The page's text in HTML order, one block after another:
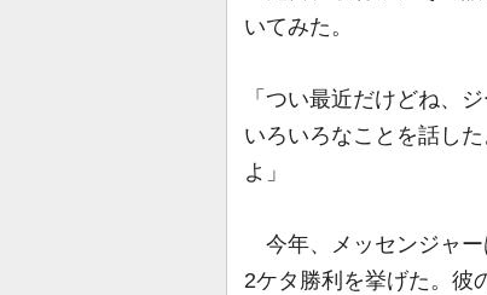
いてみた。
「つい最近だけどね、
いろいろなことを話し
よ」
今年、メッセンジャー
2ケタ勝利を挙げた。彼